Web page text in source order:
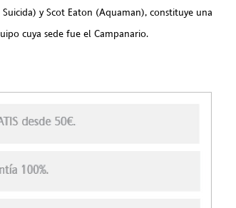
y Scot Eaton (Aquaman), constituye una
cuya sede fue el Campanario.